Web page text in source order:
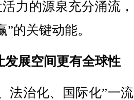
活力的源泉充分涌流
的关键动能。
展空间更有全球性
治化、国际化”一